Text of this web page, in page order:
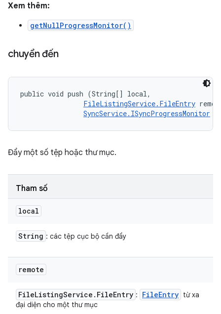
Xem thêm:
getNullProgressMonitor()
chuyển đến
public void push (String[] local,
FileListingService.FileEntry
SyncService.ISyncProgressMonitor
Đẩy một số tệp hoặc thư mục.
Tham số
local
String : các tệp cục bộ cần đẩy
remote
FileListingService . FileEntry : FileEntry từ xa
đại diện cho một thư mục